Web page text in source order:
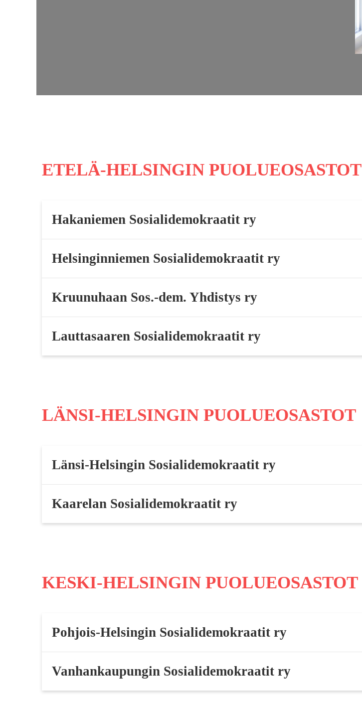
ETELÄ-HELSINGIN PUOLUEOSASTOT
Hakaniemen Sosialidemokraatit ry
Helsinginniemen Sosialidemokraatit ry
Kruunuhaan Sos.-dem. Yhdistys ry
Lauttasaaren Sosialidemokraatit ry
LÄNSI-HELSINGIN PUOLUEOSASTOT
Länsi-Helsingin Sosialidemokraatit ry
Kaarelan Sosialidemokraatit ry
KESKI-HELSINGIN PUOLUEOSASTOT
Pohjois-Helsingin Sosialidemokraatit ry
Vanhankaupungin Sosialidemokraatit ry